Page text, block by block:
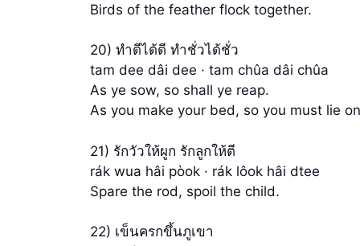
Birds of the feather flock together.
20) ทำดีได้ดี ทำชั่วได้ชั่ว
tam dee dâi dee · tam chûa dâi chûa
As ye sow, so shall ye reap.
As you make your bed, so you must lie
21) รักวัวให้ผูก รักลูกให้ตี
rák wua hâi pòok · rák lôok hâi dtee
Spare the rod, spoil the child.
22) เข็นครกขึ้นภูเขา